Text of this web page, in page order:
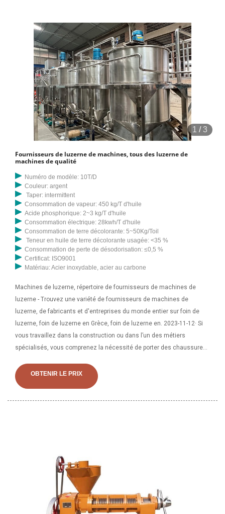
1 /3
Fournisseurs de luzerne de machines, tous des luzerne de
machines de qualité
Numéro de modèle: 10T/D
Couleur: argent
Taper: intermittent
Consommation de vapeur: 450 kg/T d'huile
Acide phosphorique: 2~3 kg/T d'huile
Consommation électrique: 28kwh/T d'huile
Consommation de terre décolorante: 5~50Kg/Toil
Teneur en huile de terre décolorante usagée: <35 %
Consommation de perte de désodorisation: ≤0,5 %
Certificat: ISO9001
Matériau: Acier inoxydable, acier au carbone
Machines de luzerne, répertoire de fournisseurs de machines de
luzerne - Trouvez une variété de fournisseurs de machines de
luzerne, de fabricants et d'entreprises du monde entier sur foin de
luzerne, foin de luzerne en Grèce, foin de luzerne en. 2023-11-12· Si
vous travaillez dans la construction ou dans l’un des métiers
spécialisés, vous comprenez la nécessité de porter des chaussures
besoin est une blessure par impact, compression ou perforation qui
met en péril non seulement vos moyens de subsistance, mais
OBTENIR LE PRIX